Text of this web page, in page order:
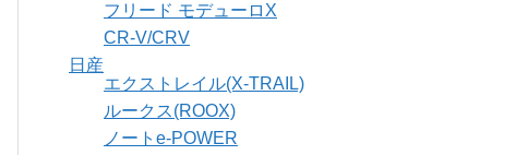
フリード モデューロX
CR-V/CRV
日産
エクストレイル(X-TRAIL)
ルークス(ROOX)
ノートe-POWER